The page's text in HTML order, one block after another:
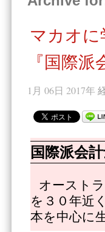
マカオ
『国際
1月 06日 2017年
国際派会
オースト
を３０年近
本を中心に